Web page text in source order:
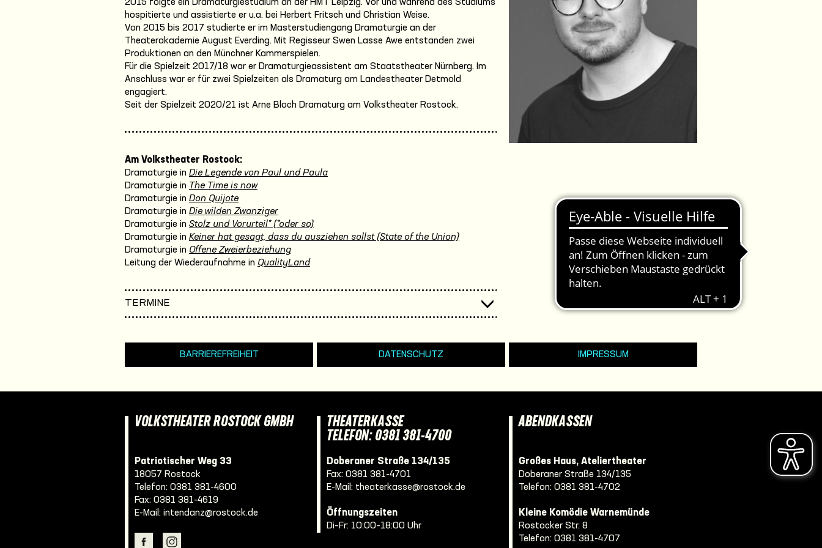
2015 folgte ein Dramaturgiestudium an der HMT Leipzig. Vor und während des Studiums
hospitierte und assistierte er u.a. bei Herbert Fritsch und Christian Weise.
Von 2015 bis 2017 studierte er im Masterstudiengang Dramaturgie an der
Theaterakademie August Everding. Mit Regisseur Swen Lasse Awe entstanden zwei
Produktionen an den Münchner Kammerspielen.
Für die Spielzeit 2017/18 war er Dramaturgieassistent am Staatstheater Nürnberg. Im
Anschluss war er für zwei Spielzeiten als Dramaturg am Landestheater Detmold
engagiert.
Seit der Spielzeit 2020/21 ist Arne Bloch Dramaturg am Volkstheater Rostock.
Am Volkstheater Rostock:
Dramaturgie in Die Legende von Paul und Paula
Dramaturgie in The Time is now
Dramaturgie in Don Quijote
Dramaturgie in Die wilden Zwanziger
Dramaturgie in Stolz und Vorurteil* (*oder so)
Dramaturgie in Keiner hat gesagt, dass du ausziehen sollst (State of the Union)
Dramaturgie in Offene Zweierbeziehung
Leitung der Wiederaufnahme in QualityLand
TERMINE
BARRIEREFREIHEIT DATENSCHUTZ IMPRESSUM
VOLKSTHEATER ROSTOCK GMBH
Patriotischer Weg 33
18057 Rostock
Telefon: 0381 381-4600
Fax: 0381 381-4619
E-Mail: intendanz@rostock.de
THEATERKASSE
TELEFON: 0381 381-4700
Doberaner Straße 134/135
Fax: 0381 381-4701
E-Mail: theaterkasse@rostock.de
Öffnungszeiten
Di–Fr: 10:00–18:00 Uhr
ABENDKASSEN
Großes Haus, Ateliertheater
Doberaner Straße 134/135
Telefon: 0381 381-4702
Kleine Komödie Warnemünde
Rostocker Str. 8
Telefon: 0381 381-4707